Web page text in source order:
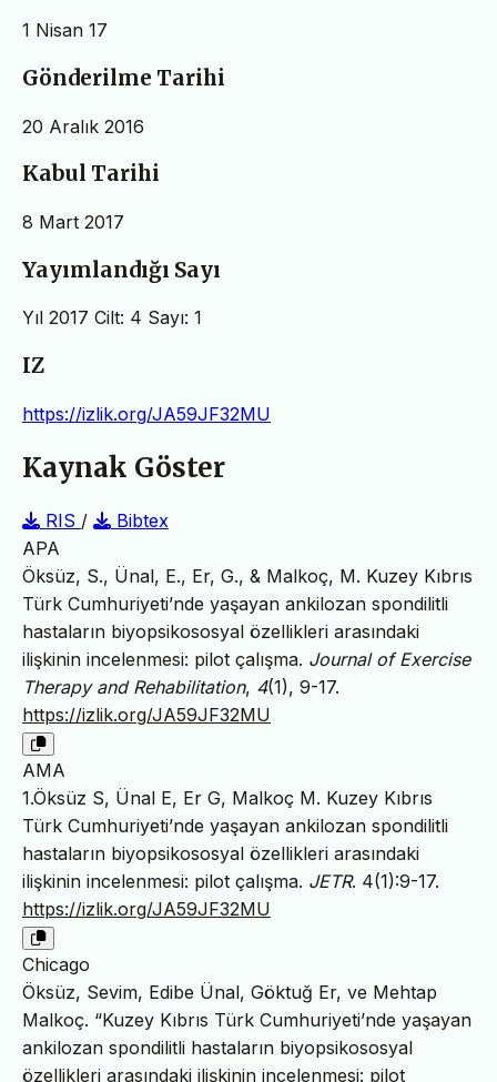
1 Nisan 17
Gönderilme Tarihi
20 Aralık 2016
Kabul Tarihi
8 Mart 2017
Yayımlandığı Sayı
Yıl 2017 Cilt: 4 Sayı: 1
IZ
https://izlik.org/JA59JF32MU
Kaynak Göster
RIS /
Bibtex
APA
Öksüz, S., Ünal, E., Er, G., & Malkoç, M. Kuzey Kıbrıs
Türk Cumhuriyeti’nde yaşayan ankilozan spondilitli
hastaların biyopsikososyal özellikleri arasındaki
ilişkinin incelenmesi: pilot çalışma. Journal of Exercise
Therapy and Rehabilitation, 4(1), 9-17.
https://izlik.org/JA59JF32MU
AMA
1.Öksüz S, Ünal E, Er G, Malkoç M. Kuzey Kıbrıs
Türk Cumhuriyeti’nde yaşayan ankilozan spondilitli
hastaların biyopsikososyal özellikleri arasındaki
ilişkinin incelenmesi: pilot çalışma. JETR. 4(1):9-17.
https://izlik.org/JA59JF32MU
Chicago
Öksüz, Sevim, Edibe Ünal, Göktuğ Er, ve Mehtap
Malkoç. “Kuzey Kıbrıs Türk Cumhuriyeti’nde yaşayan
ankilozan spondilitli hastaların biyopsikososyal
özellikleri arasındaki ilişkinin incelenmesi: pilot